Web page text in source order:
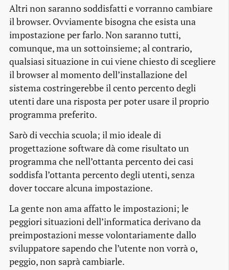
Altri non saranno soddisfatti e vorranno cambiare
il browser. Ovviamente bisogna che esista una
impostazione per farlo. Non saranno tutti,
comunque, ma un sottoinsieme; al contrario,
qualsiasi situazione in cui viene chiesto di scegliere
il browser al momento dell’installazione del
sistema costringerebbe il cento percento degli
utenti dare una risposta per poter usare il proprio
programma preferito.
Sarò di vecchia scuola; il mio ideale di
progettazione software dà come risultato un
programma che nell’ottanta percento dei casi
soddisfa l’ottanta percento degli utenti, senza
dover toccare alcuna impostazione.
La gente non ama affatto le impostazioni; le
peggiori situazioni dell’informatica derivano da
preimpostazioni messe volontariamente dallo
sviluppatore sapendo che l’utente non vorrà o,
peggio, non saprà cambiarle.